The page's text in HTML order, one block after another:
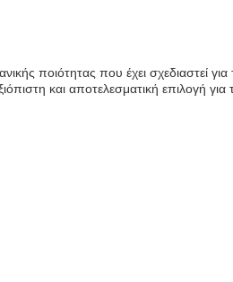
ποιότητας που έχει σχεδιαστεί
και αποτελεσματική επιλογή